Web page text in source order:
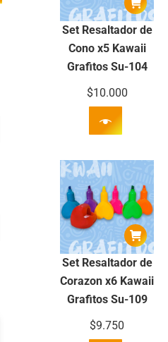
Set Resaltador de
Cono x5 Kawaii
Grafitos Su-104
$10.000
Set Resaltador de
Corazon x6 Kawaii
Grafitos Su-109
$9.750